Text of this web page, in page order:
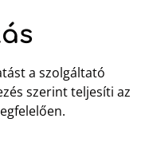
a szolgáltató
szerint teljesíti az